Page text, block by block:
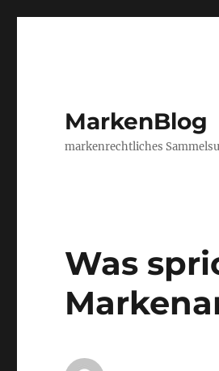
MarkenBlog
markenrechtliches
Was